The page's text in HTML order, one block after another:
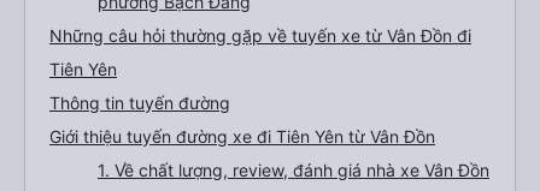
Những câu hỏi thường gặp về tuyến xe từ Vân Đồn đi
Tiên Yên
Thông tin tuyến đường
Giới thiệu tuyến đường xe đi Tiên Yên từ Vân Đồn
1. Về chất lượng, review, đánh giá nhà xe Vân Đồn